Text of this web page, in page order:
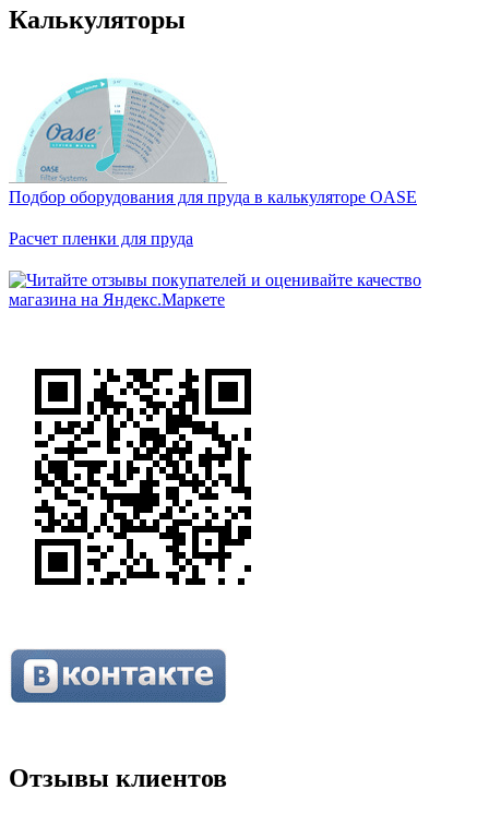
Калькуляторы
Подбор оборудования для пруда в калькуляторе OASE
Расчет пленки для пруда
Отзывы клиентов